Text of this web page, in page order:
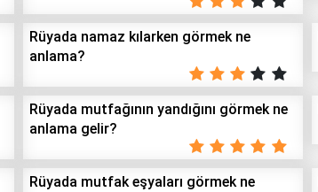
Rüyada namaz kılarken görmek ne
anlama?
Rüyada mutfağının yandığını görmek ne
anlama gelir?
Rüyada mutfak eşyaları görmek ne